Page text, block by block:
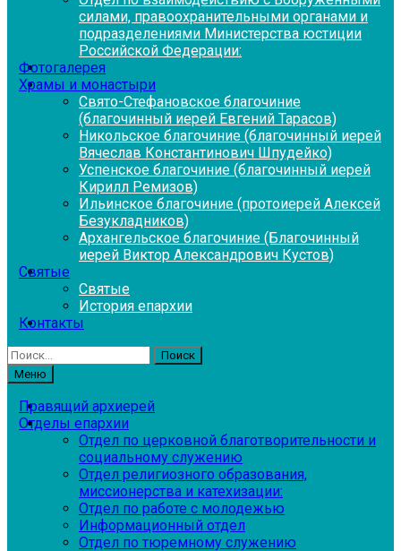
силами, правоохранительными органами и
подразделениями Министерства юстиции
Российской Федерации:
Фотогалерея
Храмы и монастыри
Свято-Стефановское благочиние
(благочинный иерей Евгений Тарасов)
Никольское благочиние (благочинный иерей
Вячеслав Константинович Шпудейко)
Успенское благочиние (благочинный иерей
Кирилл Ремизов)
Ильинское благочиние (протоиерей Алексей
Безукладников)
Архангельское благочиние (Благочинный
иерей Виктор Александрович Кустов)
Святые
Святые
История епархии
Контакты
Найти:
Меню
Правящий архиерей
Отделы епархии
Отдел по церковной благотворительности и
социальному служению
Отдел религиозного образования,
миссионерства и катехизации:
Отдел по работе с молодежью
Информационный отдел
Отдел по тюремному служению